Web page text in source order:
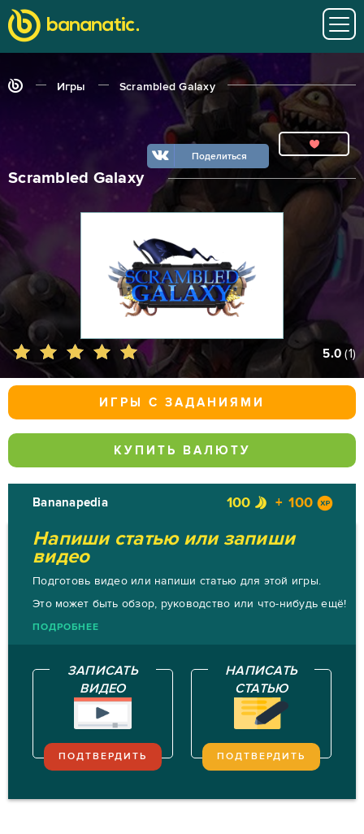
Игры Scrambled Galaxy
Поделиться
Scrambled Galaxy
5.0 (1)
ИГРЫ С ЗАДАНИЯМИ
КУПИТЬ ВАЛЮТУ
Bananapedia 100 100
Напиши статью или запиши
видео
Подготовь видео или напиши статью для этой игры.
Это может быть обзор, руководство или что-нибудь ещё!
ПОДРОБНЕЕ
ЗАПИСАТЬ
ВИДЕО
ПОДТВЕРДИТЬ
НАПИСАТЬ
СТАТЬЮ
ПОДТВЕРДИТЬ